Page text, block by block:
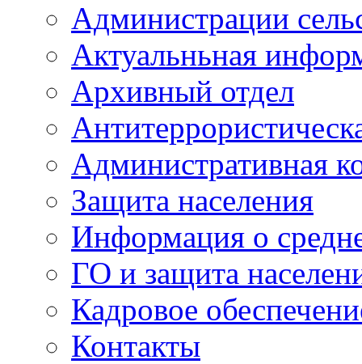
Администрации
Актуальньная
Архивный отдел
Административная
Защита населения
Информация о
ГО и защита
Кадровое
Контакты